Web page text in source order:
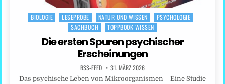
Posted
BIOLOGIE LESEPROBE NATUR UND WISSEN
PSYCHOLOGIE
SACHBUCH
TOPPBOOK WISSEN
Die ersten Spuren psychischer
Erscheinungen
RSS-FEED 31. MÄRZ 2026
Das psychische Leben von Mikroorganismen – Eine Studie